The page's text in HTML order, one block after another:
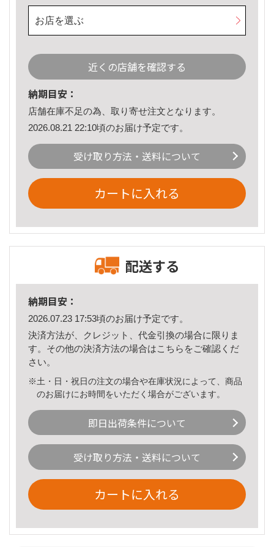
お店を選ぶ
近くの店舗を確認する
納期目安：
店舗在庫不足の為、取り寄せ注文となります。
2026.08.21 22:10頃のお届け予定です。
受け取り方法・送料について
カートに入れる
配送する
納期目安：
2026.07.23 17:53頃のお届け予定です。
決済方法が、クレジット、代金引換の場合に限りま
す。その他の決済方法の場合はこちら をご確認くだ
さい。
※土・日・祝日の注文の場合や在庫状況によって、商品
のお届けにお時間をいただく場合がございます。
即日出荷条件について
受け取り方法・送料について
カートに入れる